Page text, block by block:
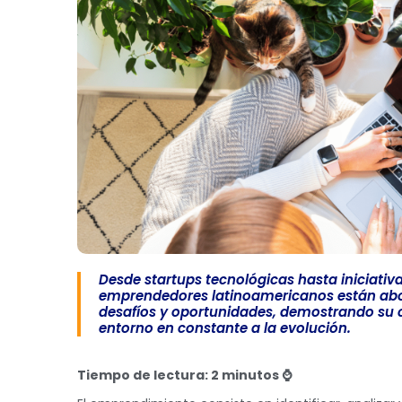
Desde startups tecnológicas hasta
emprendedores latinoamericanos están
desafíos y oportunidades, demostrando
entorno en constante a la evolución.
Tiempo de lectura: 2 minutos ⌚